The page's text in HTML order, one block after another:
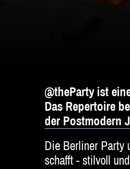
@theParty ist
Das Repertoire
der Postmodern
Die Berliner Party
schafft - stilvoll